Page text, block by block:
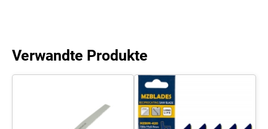
Verwandte Produkte